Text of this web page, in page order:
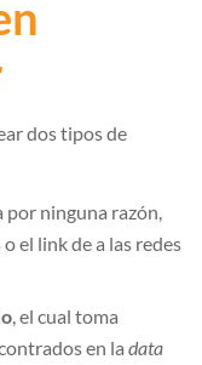
dos tipos de
por ninguna razón,
el link de a las redes
, el cual toma
en ladata